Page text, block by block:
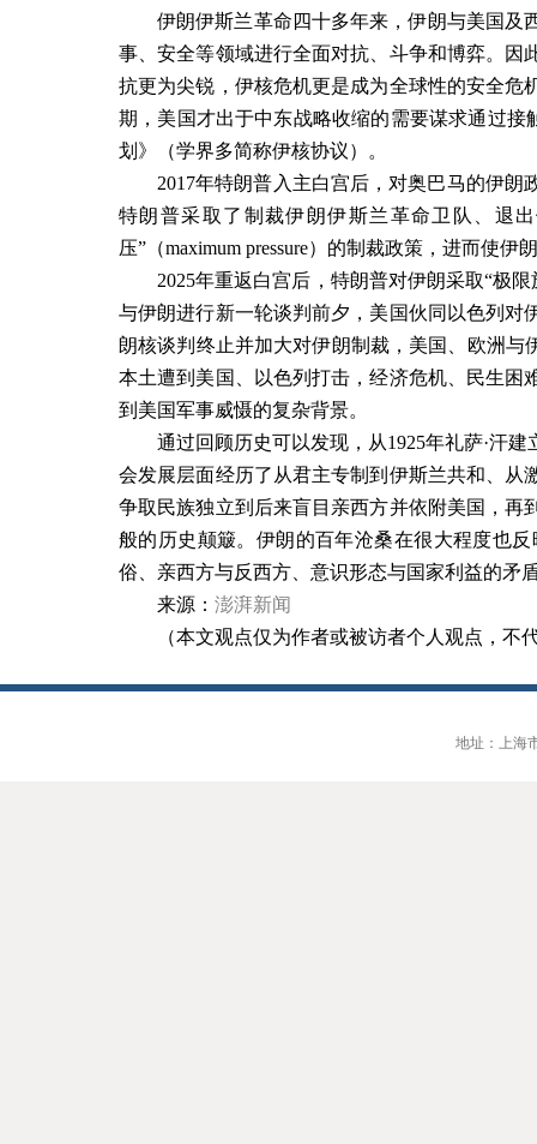
伊朗伊斯兰革命四十多年来，伊朗与美国及
事、安全等领域进行全面对抗、斗争和博弈。因
抗更为尖锐，伊核危机更是成为全球性的安全
期，美国才出于中东战略收缩的需要谋求通过
划》（学界多简称伊核协议）。
2017年特朗普入主白宫后，对奥巴马的伊朗
特朗普采取了制裁伊朗伊斯兰革命卫队、退
压” （maximum pressure）的制裁政策，进而使伊
2025年重返白宫后，特朗普对伊朗采取“极限
与伊朗进行新一轮谈判前夕，美国伙同以色列
朗核谈判终止并加大对伊朗制裁，美国、欧洲
本土遭到美国、以色列打击，经济危机、民生困
到美国军事威慑的复杂背景。
通过回顾历史可以发现，从1925年礼萨·汗建
会发展层面经历了从君主专制到伊斯兰共和、
争取民族独立到后来盲目亲西方并依附美国，
般的历史颠簸。伊朗的百年沧桑在很大程度也
俗、亲西方与反西方、意识形态与国家利益的矛
来源： 澎湃新闻
（本文观点仅为作者或被访者个人观点，不
地址：上海